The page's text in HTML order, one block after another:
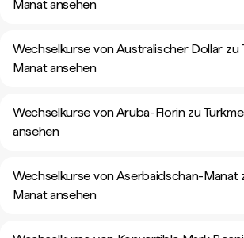
Manat ansehen
Wechselkurse von Australischer Dollar zu
Manat ansehen
Wechselkurse von Aruba-Florin zu
ansehen
Wechselkurse von Aserbaidschan-Manat
Manat ansehen